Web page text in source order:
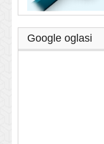
Google oglasi